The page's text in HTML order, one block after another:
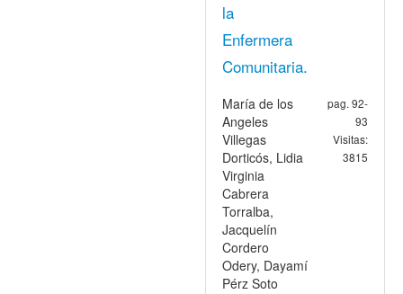
la
Enfermera
Comunitaria.
María de los
Angeles
Villegas
Dorticós, Lidia
Virginia
Cabrera
Torralba,
Jacquelín
Cordero
Odery, Dayamí
Pérz Soto
pag. 92-
93
Visitas:
3815